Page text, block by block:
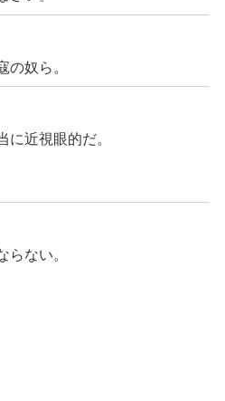
の奴ら。
に近視眼的だ。
らない。